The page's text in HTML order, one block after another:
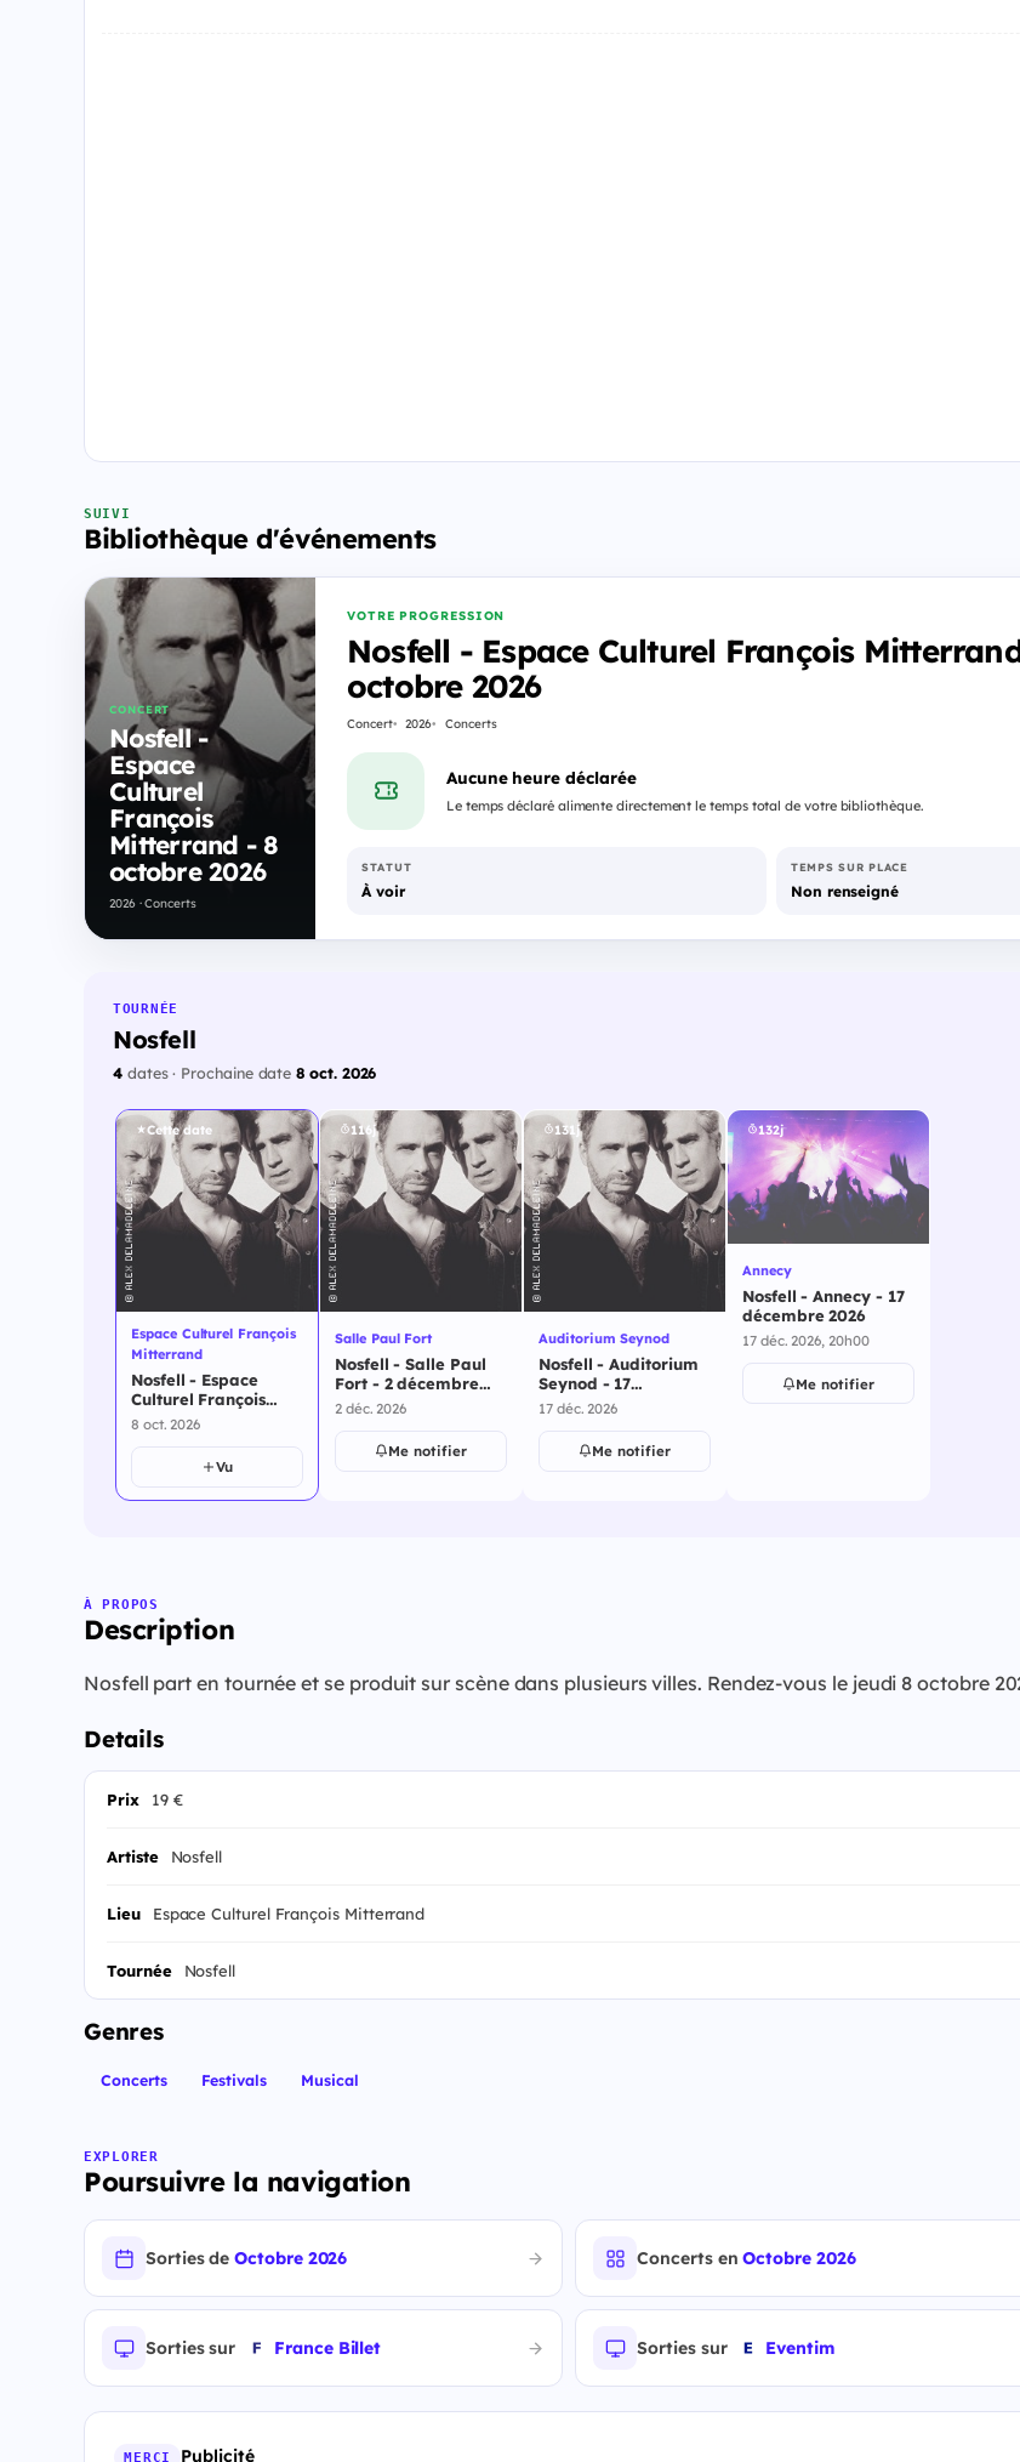
SUIVI
Bibliothèque d'événements
CONCERT
Nosfell -
Espace
Culturel
François
Mitterrand - 8
octobre 2026
2026 · Concerts
VOTRE PROGRESSION
Nosfell - Espace Culturel François
octobre 2026
Concert 2026 Concerts
Aucune heure déclarée
Le temps déclaré alimente directement le temps total de votre bibliothèque.
STATUT
À voir
TEMPS SUR PLACE
Non renseigné
TOURNÉE
Nosfell
4dates · Prochaine date8 oct. 2026
Cette date
Espace Culturel François
Mitterrand
Nosfell - Espace
Culturel François
Mitterrand - 8
8 oct. 2026
Vu
116j
Salle Paul Fort
Nosfell - Salle Paul
Fort - 2 décembre
2026
2 déc. 2026
Me notifier
131j
Auditorium Seynod
Nosfell - Auditorium
Seynod - 17
décembre 2026
17 déc. 2026
Me notifier
132j
Annecy
Nosfell - Annecy - 17
décembre 2026
17 déc. 2026, 20h00
Me notifier
À PROPOS
Description
Nosfell part en tournée et se produit sur scène dans plusieurs villes. Rendez-vous le jeudi 8 octobre
Details
Prix 19 €
Artiste Nosfell
Lieu Espace Culturel François Mitterrand
Tournée Nosfell
Genres
Concerts Festivals Musical
EXPLORER
Poursuivre la navigation
Sorties deOctobre 2026 Concerts enOctobre 2026
Sorties sur France Billet Sorties sur Eventim
MERCI Publicité